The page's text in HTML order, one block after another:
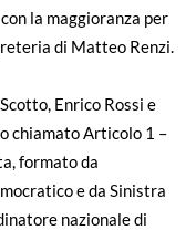
la maggioranza per
di Matteo Renzi.
Enrico Rossi e
chiamato Articolo 1 –
formato da
e da Sinistra
nazionale di